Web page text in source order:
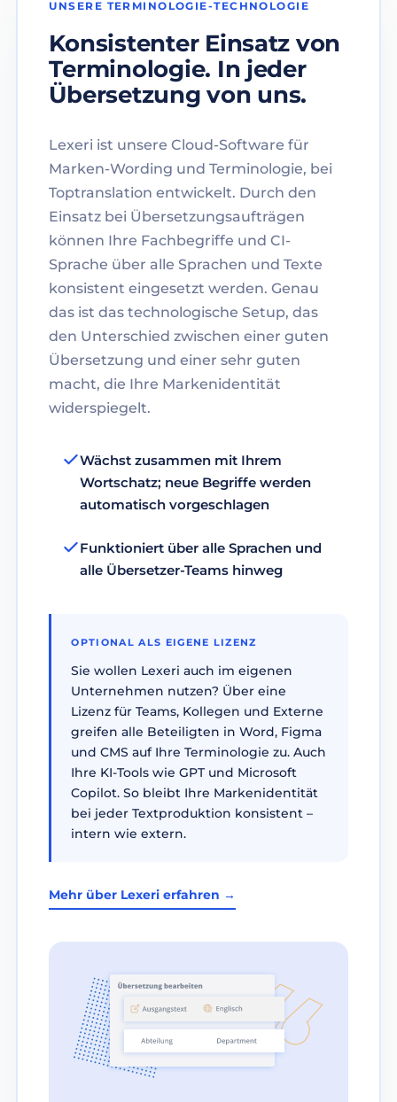
UNSERE TERMINOLOGIE-TECHNOLOGIE
Konsistenter Einsatz von
Terminologie. In jeder
Übersetzung von uns.
Lexeri ist unsere Cloud-Software für
Marken-Wording und Terminologie, bei
Toptranslation entwickelt. Durch den
Einsatz bei Übersetzungsaufträgen
können Ihre Fachbegriffe und CI-
Sprache über alle Sprachen und Texte
konsistent eingesetzt werden. Genau
das ist das technologische Setup, das
den Unterschied zwischen einer guten
Übersetzung und einer sehr guten
macht, die Ihre Markenidentität
widerspiegelt.
Wächst zusammen mit Ihrem
Wortschatz; neue Begriffe werden
automatisch vorgeschlagen
Funktioniert über alle Sprachen und
alle Übersetzer-Teams hinweg
OPTIONAL ALS EIGENE LIZENZ
Sie wollen Lexeri auch im eigenen
Unternehmen nutzen? Über eine
Lizenz für Teams, Kollegen und Externe
greifen alle Beteiligten in Word, Figma
und CMS auf Ihre Terminologie zu. Auch
Ihre KI-Tools wie GPT und Microsoft
Copilot. So bleibt Ihre Markenidentität
bei jeder Textproduktion konsistent –
intern wie extern.
Mehr über Lexeri erfahren →